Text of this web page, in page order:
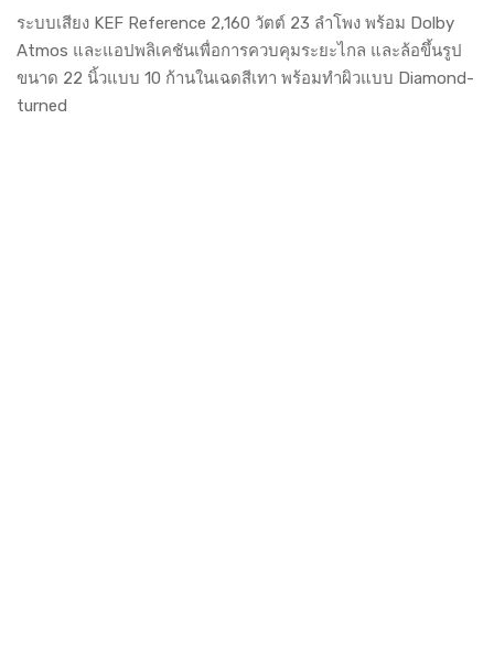
ระบบเสียง KEF Reference 2,160 วัตต์ 23 ลำโพง พร้อม Dolby
Atmos และแอปพลิเคชันเพื่อการควบคุมระยะไกล และล้อขึ้นรูป
ขนาด 22 นิ้วแบบ 10 ก้านในเฉดสีเทา พร้อมทำผิวแบบ Diamond-
turned